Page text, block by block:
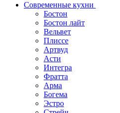
Современные кухни
Бостон
Бостон лайт
Вельвет
Плиссе
Артвуд
Асти
Интегра
Фратта
Арма
Богема
Эстро